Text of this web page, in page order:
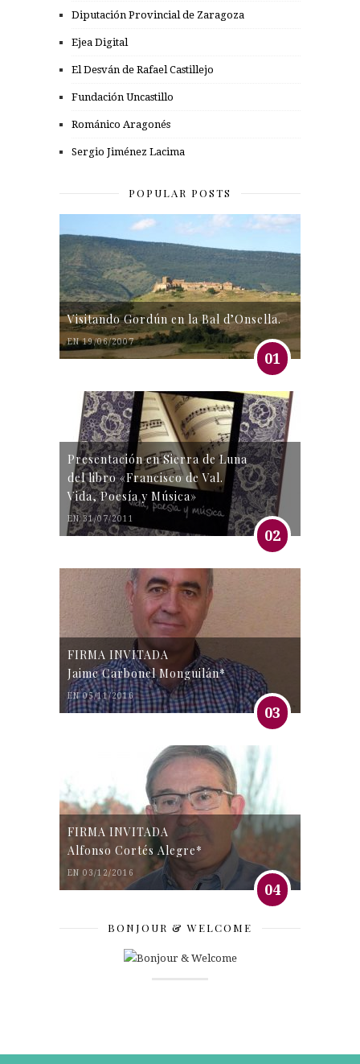
Diputación Provincial de Zaragoza
Ejea Digital
El Desván de Rafael Castillejo
Fundación Uncastillo
Románico Aragonés
Sergio Jiménez Lacima
POPULAR POSTS
Visitando Gordún en la Bal d’Onsella.
EN 19/06/2007
01
Presentación en Sierra de Luna
del libro «Francisco de Val.
Vida, Poesía y Música»
EN 31/07/2011
02
FIRMA INVITADA
Jaime Carbonel Monguilán*
EN 05/11/2016
03
FIRMA INVITADA
Alfonso Cortés Alegre*
EN 03/12/2016
04
BONJOUR & WELCOME